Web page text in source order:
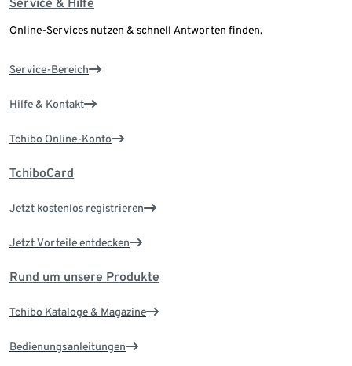
Online-Services nutzen & schnell Antworten finden.
Service-Bereich
Hilfe & Kontakt
Tchibo Online-Konto
TchiboCard
Jetzt kostenlos registrieren
Jetzt Vorteile entdecken
Rund um unsere Produkte
Tchibo Kataloge & Magazine
Bedienungsanleitungen